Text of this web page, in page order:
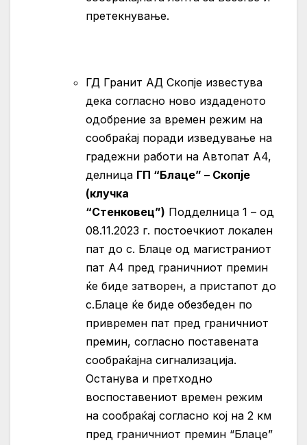
претекнување.
ГД Гранит АД Скопје известува
дека согласно ново издаденото
одобрение за времен режим на
сообраќај поради изведување на
градежни работи на Автопат А4,
делница ГП “Блаце” – Скопје
(клучка
“Стенковец”) Подделница 1 – од
08.11.2023 г. постоечкиот локален
пат до с. Блаце од магистраниот
пат А4 пред граничниот премин
ќе биде затворен, а пристапот до
с.Блаце ќе биде обезбеден по
привремен пат пред граничниот
премин, согласно поставената
сообраќајна сигнализација.
Останува и претходно
воспоставениот времен режим
на сообраќај согласно кој на 2 км
пред граничниот премин “Блаце”